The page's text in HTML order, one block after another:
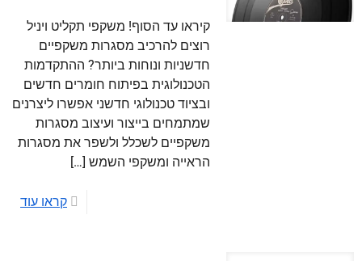
קיראו עד הסוף! משקפי תקליט ויניל
רוצים להרכיב מסגרות משקפיים
חדשניות ונוחות ביותר? ההתקדמות
הטכנולוגית בפיתוח חומרים חדשים
ובציוד טכנולוגי חדשני אפשרו ליצרנים
שמתמחים בייצור ועיצוב מסגרות
משקפיים לשכלל ולשפר את מסגרות
הראייה ומשקפי השמש […]
קראו עוד